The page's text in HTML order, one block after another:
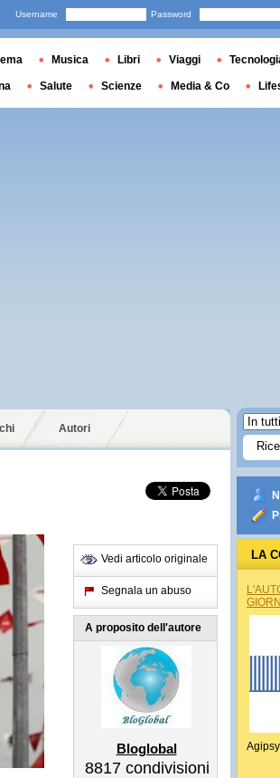
Autori
Vedi articolo originale
Segnala un abuso
A proposito dell'autore
Bloglobal
8817 condivisioni
LA
Username Password
Musica Libri Viaggi
Salute Scienze Media & Co